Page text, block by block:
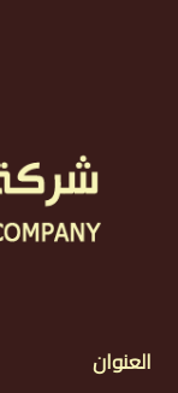
العنوان